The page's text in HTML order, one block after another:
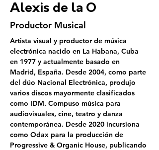
Alexis de la O
Productor Musical
Artista visual y productor de música
electrónica nacido en La Habana, Cuba
en 1977 y actualmente basado en
Madrid, España. Desde 2004, como parte
del dúo Nacional Electrónica, produjo
varios discos mayormente clasificados
como IDM. Compuso música para
audiovisuales, cine, teatro y danza
contemporánea. Desde 2020 incursiona
como Odax para la producción de
Progressive & Organic House, publicando